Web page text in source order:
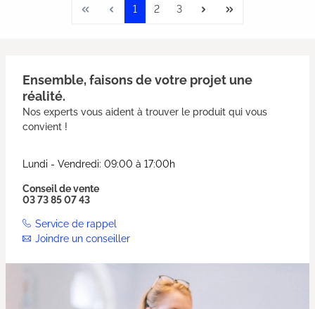
1 2 3
Ensemble, faisons de votre projet une
réalité.
Nos experts vous aident à trouver le produit qui vous
convient !
Lundi - Vendredi: 09:00 à 17:00h
Conseil de vente
03 73 85 07 43
Service de rappel
Joindre un conseiller